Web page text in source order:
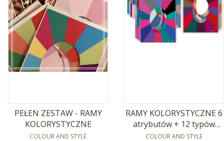
PEŁEN ZESTAW - RAMY
KOLORYSTYCZNE
PRODUCENT
COLOUR AND STYLE
RAMY KOLORYSTYCZNE 6
atrybutów + 12 typów
urody
PRODUCENT
COLOUR AND STYLE